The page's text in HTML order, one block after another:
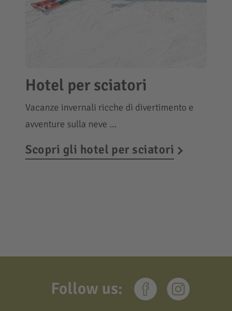
Hotel per sciatori
Vacanze invernali ricche di divertimento e
avventure sulla neve …
Scopri gli hotel per sciatori
Follow us: